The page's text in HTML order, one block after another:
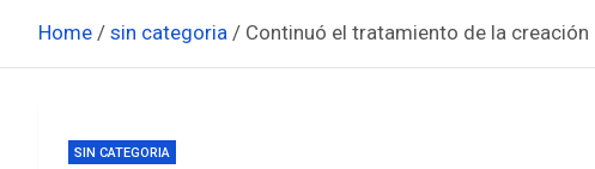
Home sin categoria Continuó el tratamiento de la
SIN CATEGORIA